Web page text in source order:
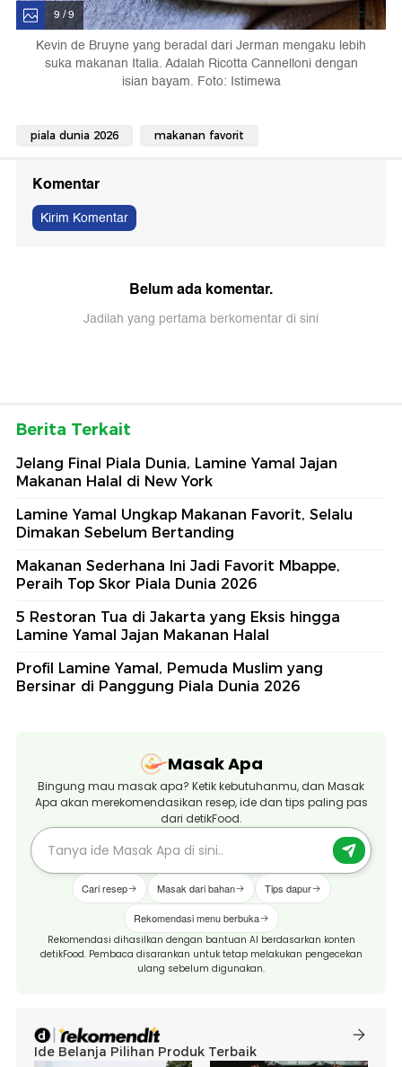
9 / 9
Kevin de Bruyne yang beradal dari Jerman mengaku lebih
suka makanan Italia. Adalah Ricotta Cannelloni dengan
isian bayam. Foto: Istimewa
piala dunia 2026 makanan favorit
Komentar
Kirim Komentar
Belum ada komentar.
Jadilah yang pertama berkomentar di sini
Berita Terkait
Jelang Final Piala Dunia, Lamine Yamal Jajan
Makanan Halal di New York
Lamine Yamal Ungkap Makanan Favorit, Selalu
Dimakan Sebelum Bertanding
Makanan Sederhana Ini Jadi Favorit Mbappe,
Peraih Top Skor Piala Dunia 2026
5 Restoran Tua di Jakarta yang Eksis hingga
Lamine Yamal Jajan Makanan Halal
Profil Lamine Yamal, Pemuda Muslim yang
Bersinar di Panggung Piala Dunia 2026
Masak Apa
Bingung mau masak apa? Ketik kebutuhanmu, dan Masak
Apa akan merekomendasikan resep, ide dan tips paling pas
dari detikFood.
Cari resep Masak dari bahan Tips dapur
Rekomendasi menu berbuka
Rekomendasi dihasilkan dengan bantuan AI berdasarkan konten
detikFood. Pembaca disarankan untuk tetap melakukan pengecekan
ulang sebelum digunakan.